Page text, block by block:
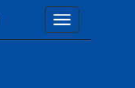
Toggle